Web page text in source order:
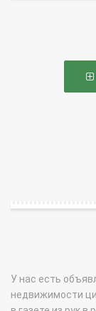
У нас есть
недвижимости